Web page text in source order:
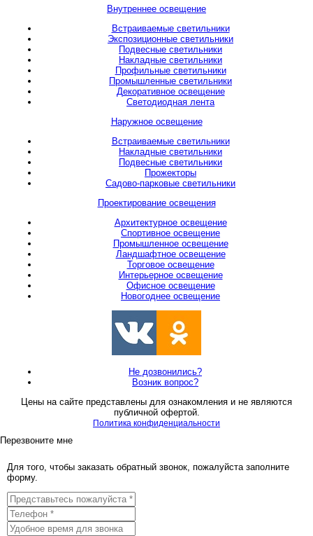
Внутреннее освещение
Встраиваемые светильники
Экспозиционные светильники
Подвесные светильники
Накладные светильники
Профильные светильники
Промышленные светильники
Декоративное освещение
Светодиодная лента
Наружное освещение
Встраиваемые светильники
Накладные светильники
Подвесные светильники
Прожекторы
Садово-парковые светильники
Проектирование освещения
Архитектурное освещение
Спортивное освещение
Промышленное освещение
Ландшафтное освещение
Торговое освещение
Интерьерное освещение
Офисное освещение
Новогоднее освещение
Не дозвонились?
Возник вопрос?
Цены на сайте представлены для ознакомления и не являются
публичной офертой.
Политика конфиденциальности
Перезвоните мне
Для того, чтобы заказать обратный звонок, пожалуйста заполните
форму.